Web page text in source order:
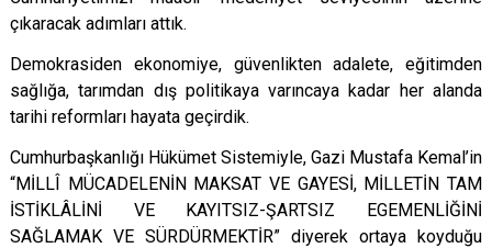
çıkaracak adımları attık.
Demokrasiden ekonomiye, güvenlikten adalete, eğitimden
sağlığa, tarımdan dış politikaya varıncaya kadar her alanda
tarihi reformları hayata geçirdik.
Cumhurbaşkanlığı Hükümet Sistemiyle, Gazi Mustafa Kemal’in
“MİLLÎ MÜCADELENİN MAKSAT VE GAYESİ, MİLLETİN TAM
İSTİKLÂLİNİ VE KAYITSIZ-ŞARTSIZ EGEMENLİĞİNİ
SAĞLAMAK VE SÜRDÜRMEKTİR” diyerek ortaya koyduğu